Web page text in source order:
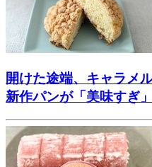
開けた途端、キャラメ
新作パンが「美味すぎ」